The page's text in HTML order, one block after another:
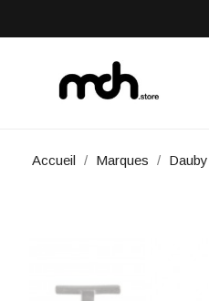
Accueil Marques Dauby